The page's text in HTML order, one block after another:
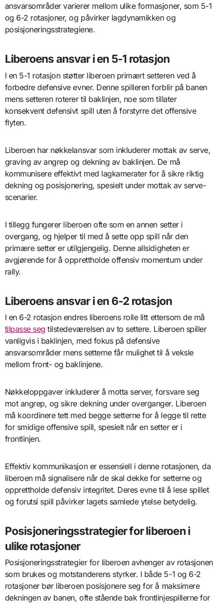
ansvarsområder varierer mellom ulike formasjoner, som 5-1
og 6-2 rotasjoner, og påvirker lagdynamikken og
posisjoneringsstrategiene.
Liberoens ansvar i en 5-1 rotasjon
I en 5-1 rotasjon støtter liberoen primært setteren ved å
forbedre defensive evner. Denne spilleren forblir på banen
mens setteren roterer til baklinjen, noe som tillater
konsekvent defensivt spill uten å forstyrre det offensive
flyten.
Liberoen har nøkkelansvar som inkluderer mottak av serve,
graving av angrep og dekning av baklinjen. De må
kommunisere effektivt med lagkamerater for å sikre riktig
dekning og posisjonering, spesielt under mottak av serve-
scenarier.
I tillegg fungerer liberoen ofte som en annen setter i
overgang, og hjelper til med å sette opp spill når den
primære setter er utilgjengelig. Denne allsidigheten er
avgjørende for å opprettholde offensiv momentum under
rally.
Liberoens ansvar i en 6-2 rotasjon
I en 6-2 rotasjon endres liberoens rolle litt ettersom de må
tilpasse seg tilstedeværelsen av to settere. Liberoen spiller
vanligvis i baklinjen, med fokus på defensive
ansvarsområder mens setterne får mulighet til å veksle
mellom front- og baklinjene.
Nøkkeloppgaver inkluderer å motta server, forsvare seg
mot angrep, og sikre dekning under overganger. Liberoen
må koordinere tett med begge setterne for å legge til rette
for smidige offensive spill, spesielt når en setter er i
frontlinjen.
Effektiv kommunikasjon er essensiell i denne rotasjonen, da
liberoen må signalisere når de skal dekke for setterne og
opprettholde defensiv integritet. Deres evne til å lese spillet
og forutsi spill påvirker lagets samlede ytelse betydelig.
Posisjoneringsstrategier for liberoen i
ulike rotasjoner
Posisjoneringsstrategier for liberoen avhenger av rotasjonen
som brukes og motstanderens styrker. I både 5-1 og 6-2
rotasjoner bør liberoen posisjonere seg for å maksimere
dekningen av banen, ofte stående bak frontlinjespillerne for